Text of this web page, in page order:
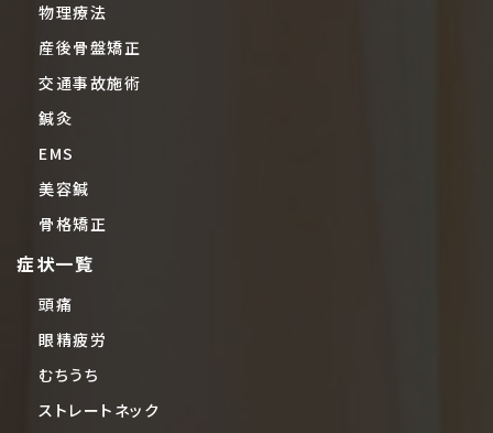
物理療法
産後骨盤矯正
交通事故施術
鍼灸
EMS
美容鍼
骨格矯正
症状一覧
頭痛
眼精疲労
むちうち
ストレートネック